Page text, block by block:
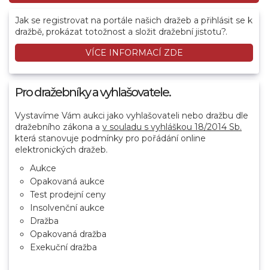
Jak se registrovat na portále našich dražeb a přihlásit se k
dražbě, prokázat totožnost a složit dražební jistotu?.
VÍCE INFORMACÍ ZDE
Pro dražebníky a vyhlašovatele.
Vystavíme Vám aukci jako vyhlašovateli nebo dražbu dle
dražebního zákona a v souladu s vyhláškou 18/2014 Sb.
která stanovuje podmínky pro pořádání online
elektronických dražeb.
Aukce
Opakovaná aukce
Test prodejní ceny
Insolvenční aukce
Dražba
Opakovaná dražba
Exekuční dražba